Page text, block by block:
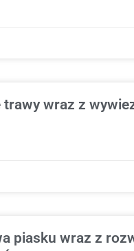
wraz z
piasku wraz z